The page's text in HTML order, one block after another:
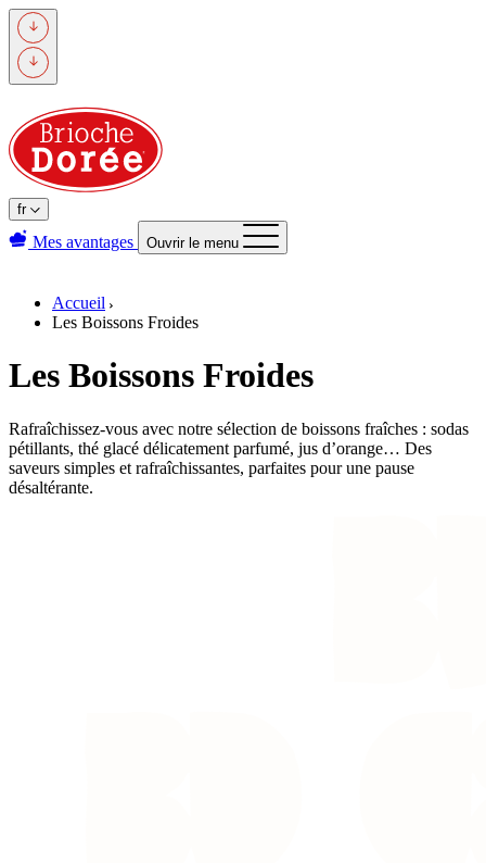
Passer
au
contenu
principal
fr
Mes avantages Ouvrir le menu
Accueil
Les Boissons Froides
Les Boissons Froides
Rafraîchissez-vous avec notre sélection de boissons fraîches : sodas
pétillants, thé glacé délicatement parfumé, jus d’orange… Des
saveurs simples et rafraîchissantes, parfaites pour une pause
désaltérante.